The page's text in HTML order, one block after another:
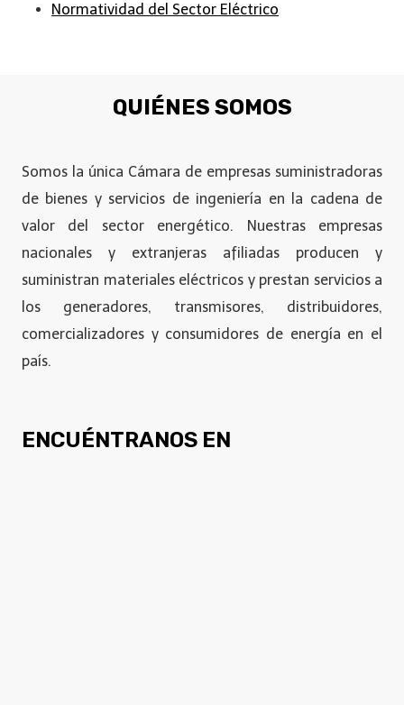
Normatividad del Sector Eléctrico
QUIÉNES SOMOS
Somos la única Cámara de empresas suministradoras
de bienes y servicios de ingeniería en la cadena de
valor del sector energético. Nuestras empresas
nacionales y extranjeras afiliadas producen y
suministran materiales eléctricos y prestan servicios a
los generadores, transmisores, distribuidores,
comercializadores y consumidores de energía en el
país.
ENCUÉNTRANOS EN